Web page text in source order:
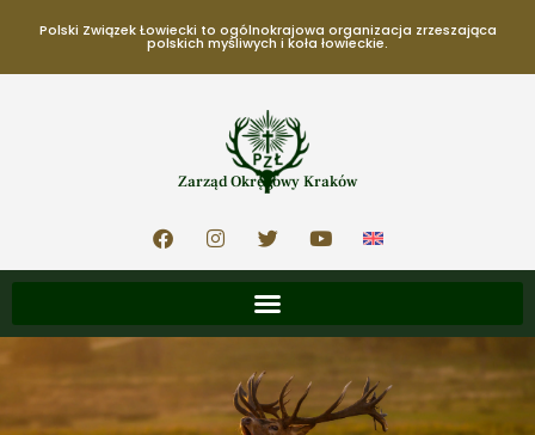
Polski Związek Łowiecki to ogólnokrajowa organizacja zrzeszająca
polskich myśliwych i koła łowieckie.
Zarząd Okręgowy Kraków